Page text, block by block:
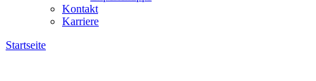
Kontakt
Karriere
Startseite